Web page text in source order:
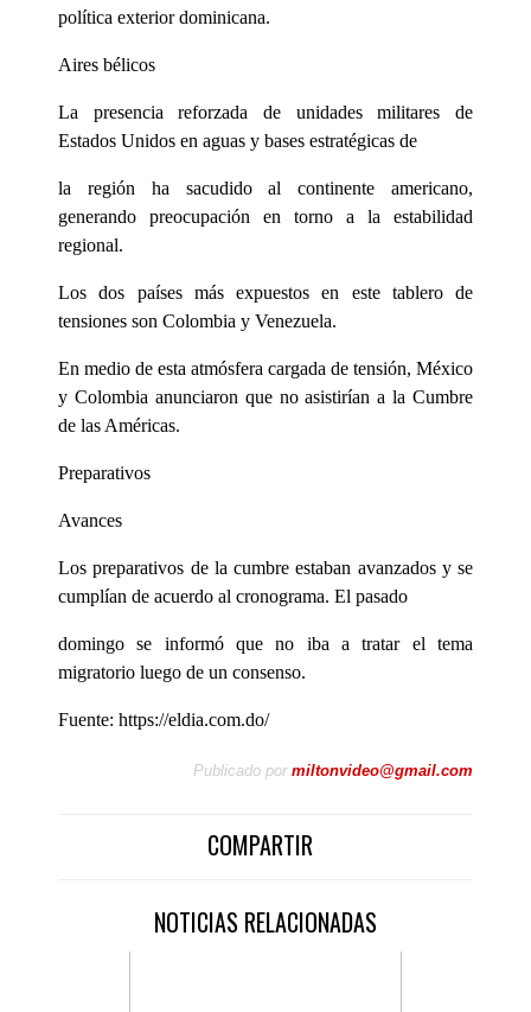
política exterior dominicana.
Aires bélicos
La presencia reforzada de unidades militares de
Estados Unidos en aguas y bases estratégicas de
la región ha sacudido al continente americano,
generando preocupación en torno a la estabilidad
regional.
Los dos países más expuestos en este tablero de
tensiones son Colombia y Venezuela.
En medio de esta atmósfera cargada de tensión, México
y Colombia anunciaron que no asistirían a la Cumbre
de las Américas.
Preparativos
Avances
Los preparativos de la cumbre estaban avanzados y se
cumplían de acuerdo al cronograma. El pasado
domingo se informó que no iba a tratar el tema
migratorio luego de un consenso.
Fuente: https://eldia.com.do/
Publicado por miltonvideo@gmail.com
COMPARTIR
NOTICIAS RELACIONADAS